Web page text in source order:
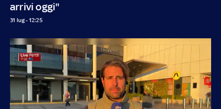
arrivi oggi"
31 lug - 12:25